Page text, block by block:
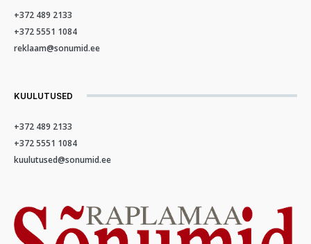
+372 489 2133
+372 5551 1084
reklaam@sonumid.ee
KUULUTUSED
+372 489 2133
+372 5551 1084
kuulutused@sonumid.ee